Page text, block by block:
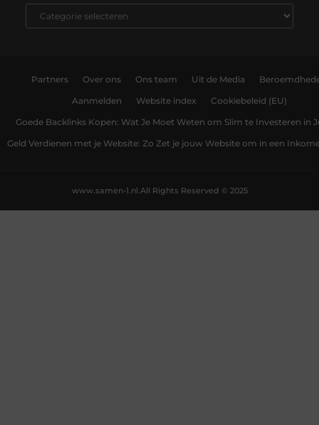
Partners Over ons Ons team Uit de Media
Aanmelden Website index Cookiebeleid (EU)
Goede Backlinks Kopen: Wat Je Moet Weten om Slim te Investeren in
Geld Verdienen met je Website: Zo Zet je jouw Website om in een
All Rights Reserved © 2025
www.samen-1.nl.